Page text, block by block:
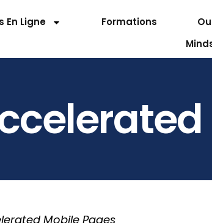
En Ligne Formations
Mobile Pages